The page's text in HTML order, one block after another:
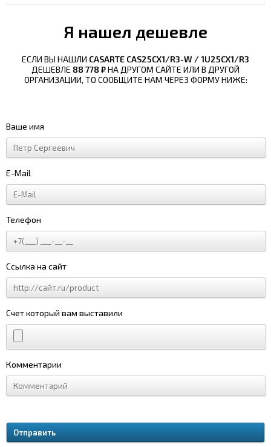
Я нашел дешевле
ЕСЛИ ВЫ НАШЛИ CASARTE CAS25CX1/R3-W / 1U25CX1/R3
ДЕШЕВЛЕ 88 778 ₽НА ДРУГОМ САЙТЕ ИЛИ В ДРУГОЙ
ОРГАНИЗАЦИИ, ТО СООБЩИТЕ НАМ ЧЕРЕЗ ФОРМУ НИЖЕ:
Ваше имя
E-Mail
Телефон
Ссылка на сайт
Счет который вам выставили
Комментарии